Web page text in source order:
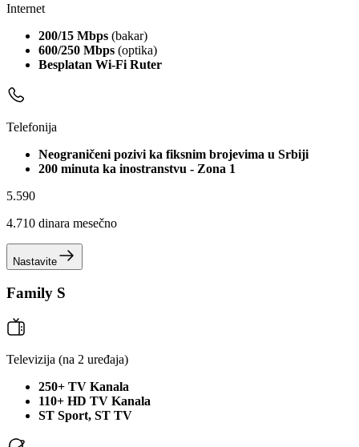
Internet
200/15 Mbps (bakar)
600/250 Mbps (optika)
Besplatan Wi-Fi Ruter
Telefonija
Neograničeni pozivi ka fiksnim brojevima u Srbiji
200 minuta ka inostranstvu - Zona 1
5.590
4.710 dinara mesečno
Nastavite
Family S
Televizija (na 2 uređaja)
250+ TV Kanala
110+ HD TV Kanala
ST Sport, ST TV